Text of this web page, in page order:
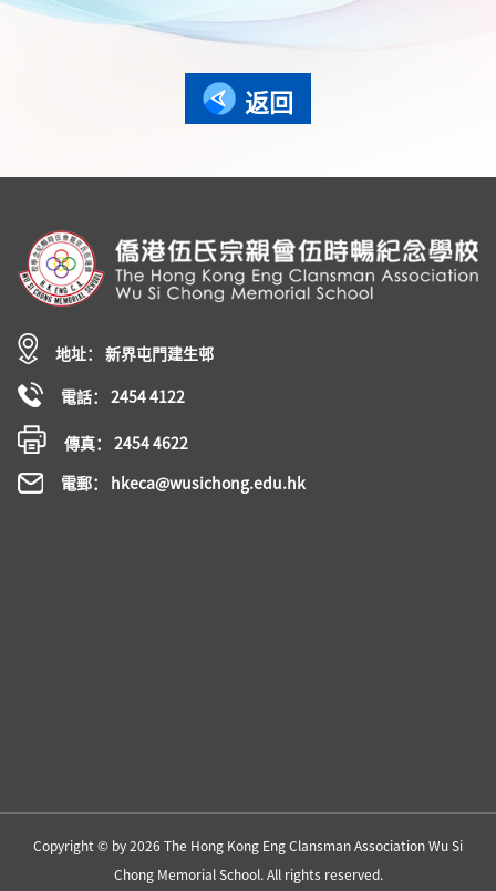
返回
地址： 新界屯門建生邨
電話： 2454 4122
傳真： 2454 4622
電郵： hkeca@wusichong.edu.hk
Copyright © by 2026 The Hong Kong Eng Clansman Association Wu Si
Chong Memorial School. All rights reserved.